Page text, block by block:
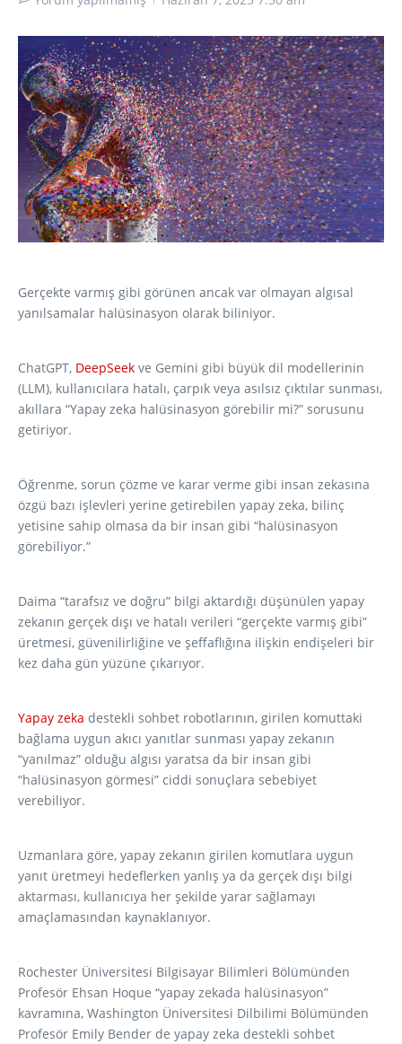
Gerçekte varmış gibi görünen ancak var olmayan algısal
yanılsamalar halüsinasyon olarak biliniyor.
ChatGPT, DeepSeek ve Gemini gibi büyük dil modellerinin
(LLM), kullanıcılara hatalı, çarpık veya asılsız çıktılar sunması,
akıllara “Yapay zeka halüsinasyon görebilir mi?” sorusunu
getiriyor.
Öğrenme, sorun çözme ve karar verme gibi insan zekasına
özgü bazı işlevleri yerine getirebilen yapay zeka, bilinç
yetisine sahip olmasa da bir insan gibi “halüsinasyon
görebiliyor.”
Daima “tarafsız ve doğru” bilgi aktardığı düşünülen yapay
zekanın gerçek dışı ve hatalı verileri “gerçekte varmış gibi”
üretmesi, güvenilirliğine ve şeffaflığına ilişkin endişeleri bir
kez daha gün yüzüne çıkarıyor.
Yapay zeka destekli sohbet robotlarının, girilen komuttaki
bağlama uygun akıcı yanıtlar sunması yapay zekanın
“yanılmaz” olduğu algısı yaratsa da bir insan gibi
“halüsinasyon görmesi” ciddi sonuçlara sebebiyet
verebiliyor.
Uzmanlara göre, yapay zekanın girilen komutlara uygun
yanıt üretmeyi hedeflerken yanlış ya da gerçek dışı bilgi
aktarması, kullanıcıya her şekilde yarar sağlamayı
amaçlamasından kaynaklanıyor.
Rochester Üniversitesi Bilgisayar Bilimleri Bölümünden
Profesör Ehsan Hoque “yapay zekada halüsinasyon”
kavramına, Washington Üniversitesi Dilbilimi Bölümünden
Profesör Emily Bender de yapay zeka destekli sohbet